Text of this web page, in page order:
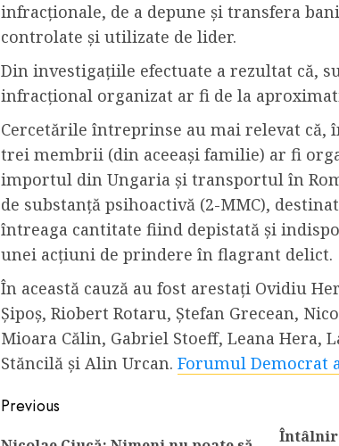
infracționale, de a depune și transfera
controlate și utilizate de lider.
Din investigațiile efectuate a rezultat că,
infracțional organizat ar fi de la
Cercetările întreprinse au mai relevat că,
trei membrii (din aceeași familie) ar fi
importul din Ungaria și transportul în
de substanță psihoactivă (2-MMC),
întreaga cantitate fiind depistată și
unei acțiuni de prindere în flagrant delict.
În această cauză au fost arestați Ovidiu
Șipoș, Riobert Rotaru, Ștefan Grecean,
Mioara Călin, Gabriel Stoeff, Leana Hera,
Stăncilă și Alin Urcan. Forumul Democrat
Continue
Previous